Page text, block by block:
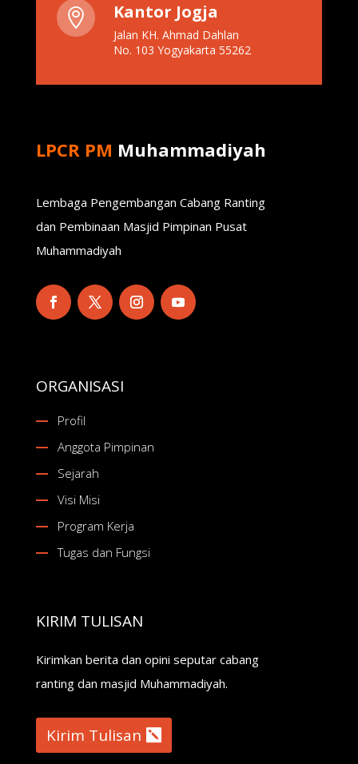
 Kantor Jogja
Jalan KH. Ahmad Dahlan
No. 103 Yogyakarta 55262
LPCR PM Muhammadiyah
Lembaga Pengembangan Cabang Ranting
dan Pembinaan Masjid Pimpinan Pusat
Muhammadiyah
ORGANISASI
Profil
Anggota Pimpinan
Sejarah
Visi Misi
Program Kerja
Tugas dan Fungsi
KIRIM TULISAN
Kirimkan berita dan opini seputar cabang
ranting dan masjid Muhammadiyah.
Kirim Tulisan